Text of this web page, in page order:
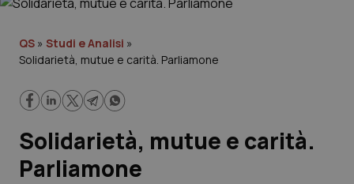
Cronache
Lavoro e Professioni
QS » Studi e Analisi »
Solidarietà, mutue e carità. Parliamone
Solidarietà, mutue e carità.
Parliamone